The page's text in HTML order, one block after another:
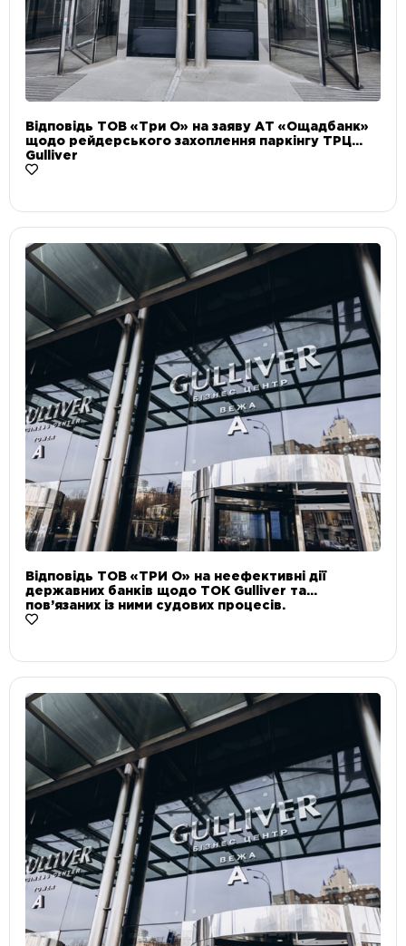
Відповідь ТОВ «Три О» на заяву АТ «Ощадбанк»
щодо рейдерського захоплення паркінгу ТРЦ
Gulliver
Відповідь ТОВ «ТРИ О» на неефективні дії
державних банків щодо ТОК Gulliver та
пов’язаних із ними судових процесів.